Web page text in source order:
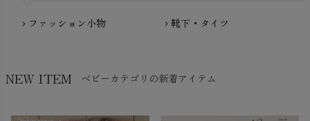
chevron_right ファッション小物 chevron_right 靴下・タイツ
NEW ITEM ベビーカテゴリの新着アイテム